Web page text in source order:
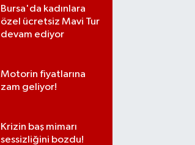
Bursa'da kadınlara
özel ücretsiz Mavi Tur
devam ediyor
Motorin fiyatlarına
zam geliyor!
Krizin baş mimarı
sessizliğini bozdu!